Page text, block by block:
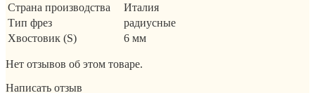
Страна производства
Италия
Тип фрез
радиусные
Хвостовик (S)
6 мм
Нет отзывов об этом товаре.
Написать отзыв